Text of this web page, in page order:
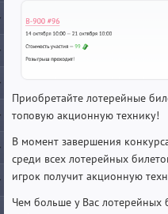
Приобретайте лотерейные
топовую акционную технику!
В момент завершения
среди всех лотерейных
игрок получит акционную
Чем больше у Вас